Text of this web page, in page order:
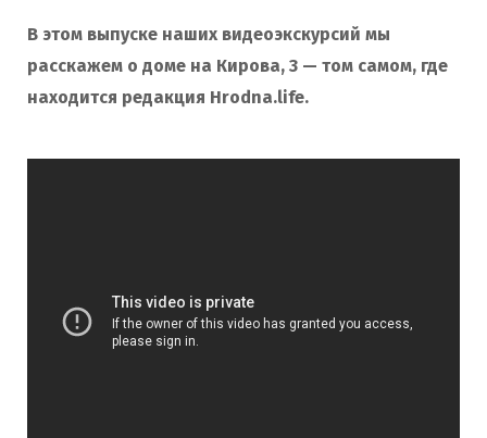
В этом выпуске наших видеоэкскурсий мы
расскажем о доме на Кирова, 3 — том самом, где
находится редакция Hrodna.life.